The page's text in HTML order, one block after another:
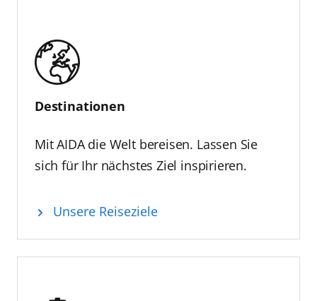
Destinationen
Mit AIDA die Welt bereisen. Lassen Sie
sich für Ihr nächstes Ziel inspirieren.
Unsere Reiseziele